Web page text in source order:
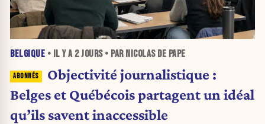
BELGIQUE • IL Y A 2 JOURS• PAR NICOLAS DE PAPE
Objectivité journalistique :
Belges et Québécois partagent un idéal
qu’ils savent inaccessible